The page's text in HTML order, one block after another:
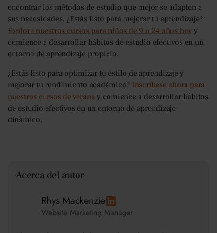
encontrar los métodos de estudio que mejor se adapten a
sus necesidades. ¿Estás listo para mejorar tu aprendizaje?
Explore nuestros cursos para niños de 9 a 24 años hoy y
comience a desarrollar hábitos de estudio efectivos en un
entorno de aprendizaje propicio.
¿Estás listo para optimizar tu estilo de aprendizaje y
mejorar tu rendimiento académico? Inscríbase ahora para
nuestros cursos de verano y comience a desarrollar hábitos
de estudio efectivos en un entorno de aprendizaje
dinámico.
Acerca del autor
Rhys Mackenzie
Website Marketing Manager